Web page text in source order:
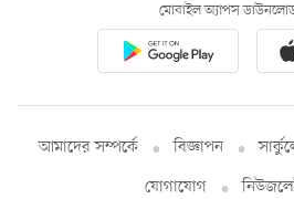
মোবাইল অ্যাপস
আমাদের সম্পর্কে বিজ্ঞাপন
যোগাযোগ